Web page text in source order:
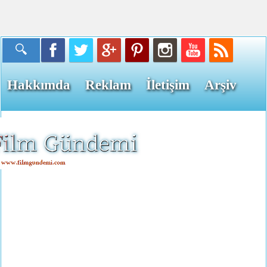
Hakkımda Reklam İletişim Arşiv